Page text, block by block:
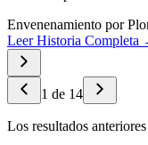
Envenenamiento por
Leer Historia Completa
1 de 14
Los resultados